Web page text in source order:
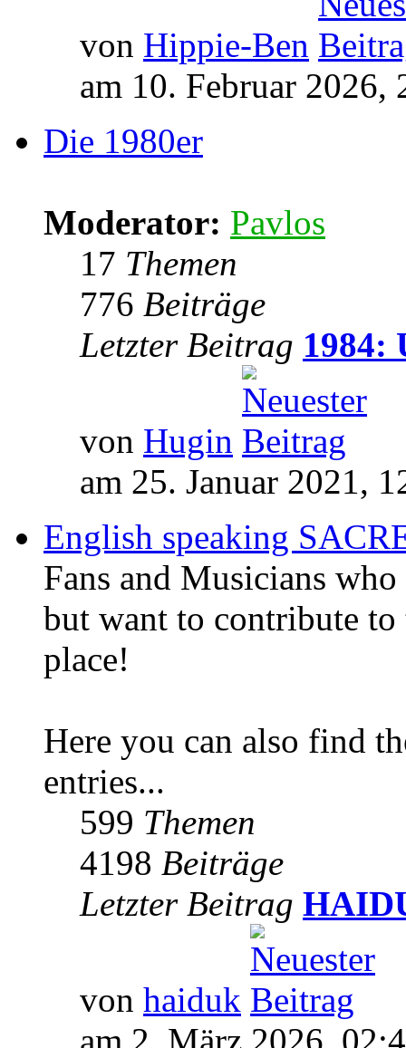
von Hippie-Ben
am 10. Februar 2026,
Die 1980er
Moderator: Pavlos
17 Themen
776 Beiträge
Letzter Beitrag 1984:
von Hugin
am 25. Januar 2021,
English speaking
Fans and Musicians
but want to contribute to
place!
Here you can also find
entries...
599 Themen
4198 Beiträge
Letzter Beitrag
von haiduk
am 2. März 2026,